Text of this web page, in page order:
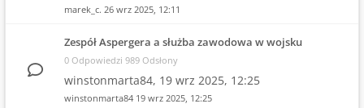
marek_c. 26 wrz 2025, 12:11
Zespół Aspergera a służba zawodowa w wojsku
0 Odpowiedzi 989 Odsłony
winstonmarta84, 19 wrz 2025, 12:25
winstonmarta84 19 wrz 2025, 12:25